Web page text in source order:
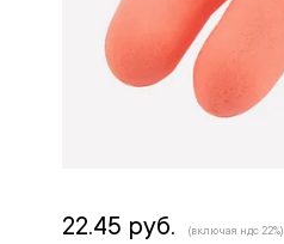
22.45 руб. (включая ндс 22%)